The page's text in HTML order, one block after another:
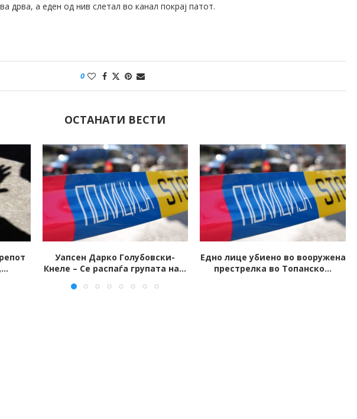
дрва, а еден од нив слетал во канал покрај патот.
0
ОСТАНАТИ ВЕСТИ
на...
Едно лице убиено во вооружена
престрелка во Топанско...
Запален автомобил на јавен
обвинител од Скопје